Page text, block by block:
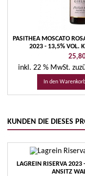
PASITHEA MOSCATO
2023 - 13,5% VOL.
Preis
inkl. 22 % MwSt.
In den
KUNDEN DIE DIESES
LAGREIN RISERVA
ANSITZ